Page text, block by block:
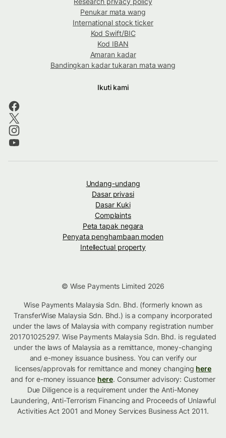
Penukar mata wang
International stock ticker
Kod Swift/BIC
Kod IBAN
Amaran kadar
Bandingkan kadar tukaran mata wang
Ikuti kami
Undang-undang
Dasar privasi
Dasar Kuki
Complaints
Peta tapak negara
Penyata penghambaan moden
Intellectual property
© Wise Payments Limited 2026
Wise Payments Malaysia Sdn. Bhd. (formerly known as
TransferWise Malaysia Sdn. Bhd.) is a company incorporated
under the laws of Malaysia with company registration number
201701025297. Wise Payments Malaysia Sdn. Bhd. is regulated
under the laws of Malaysia as a remittance, money-changing
and e-money issuance business. You can verify our
licenses/approvals for remittance and money changing here
and for e-money issuance here. Consumer advisory: Customer
Due Diligence is a requirement under the Anti-Money
Laundering, Anti-Terrorism Financing and Proceeds of Unlawful
Activities Act 2001 and Money Services Business Act 2011.